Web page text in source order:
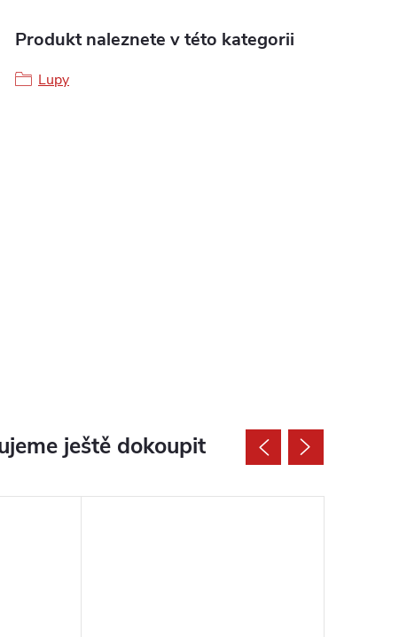
Produkt naleznete v této kategorii
Lupy
ještě dokoupit